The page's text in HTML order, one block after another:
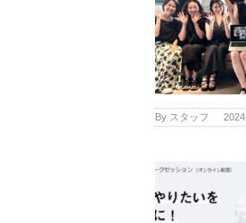
By スタッフ